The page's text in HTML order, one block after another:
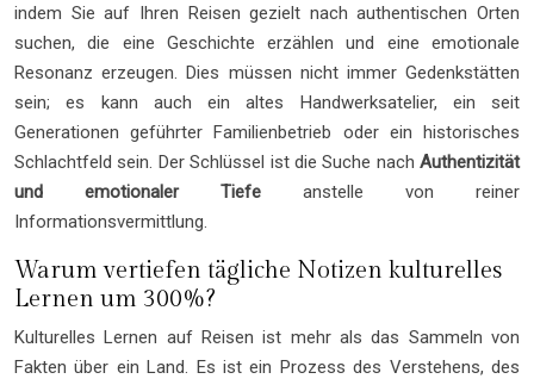
indem Sie auf Ihren Reisen gezielt nach authentischen Orten
suchen, die eine Geschichte erzählen und eine emotionale
Resonanz erzeugen. Dies müssen nicht immer Gedenkstätten
sein; es kann auch ein altes Handwerksatelier, ein seit
Generationen geführter Familienbetrieb oder ein historisches
Schlachtfeld sein. Der Schlüssel ist die Suche nach Authentizität
und emotionaler Tiefe anstelle von reiner
Informationsvermittlung.
Warum vertiefen tägliche Notizen kulturelles
Lernen um 300%?
Kulturelles Lernen auf Reisen ist mehr als das Sammeln von
Fakten über ein Land. Es ist ein Prozess des Verstehens, des